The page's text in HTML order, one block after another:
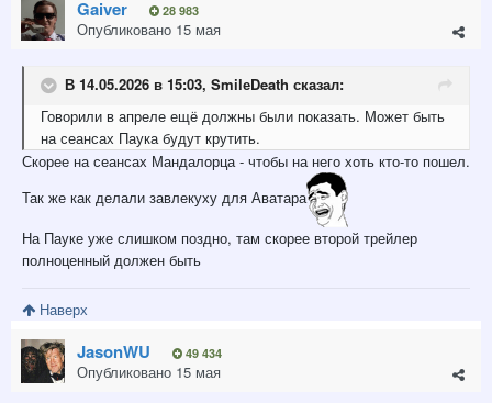
Gaiver 28 983
Опубликовано 15 мая
В 14.05.2026 в 15:03, SmilеDeath сказал:
Говорили в апреле ещё должны были показать. Может быть
на сеансах Паука будут крутить.
Скорее на сеансах Мандалорца - чтобы на него хоть кто-то пошел.
Так же как делали завлекуху для Аватара
На Пауке уже слишком поздно, там скорее второй трейлер
полноценный должен быть
Наверх
JasonWU 49 434
Опубликовано 15 мая